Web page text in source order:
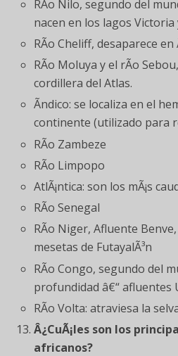
RÃ­o Nilo, segundo del
nacen en los lagos Victoria
RÃ­o Cheliff, desaparece
RÃ­o Moluya y el rÃ­o
cordillera del Atlas.
Ãndico: se localiza en el
continente (utilizado para
RÃ­o Zambeze
RÃ­o Limpopo
AtlÃ¡ntica: son los mÃ¡s
RÃ­o Senegal
RÃ­o Niger, Afluente
mesetas de FutayalÃ³n
RÃ­o Congo, segundo del
profundidad â€“ afluentes
RÃ­o Volta: atraviesa la
Â¿CuÃ¡les son los
africanos?